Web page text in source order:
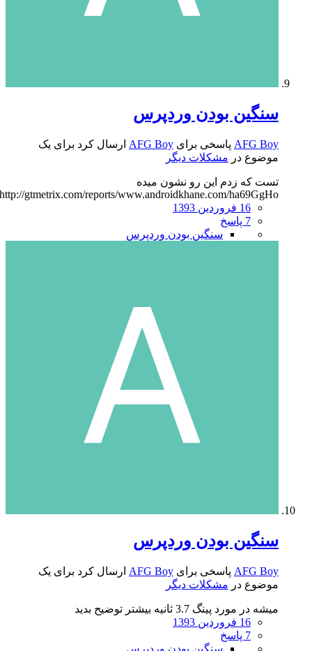
سنگین بودن وردپرس
AFG Boy پاسخی برای AFG Boy ارسال کرد برای یک
موضوع در مشکلات دیگر
تست که زدم این رو نشون میده
http://gtmetrix.com/reports/www.androidkhane.com/ha69GgHo
16 فروردین 1393
7 پاسخ
سنگین بودن وردپرس
سنگین بودن وردپرس
AFG Boy پاسخی برای AFG Boy ارسال کرد برای یک
موضوع در مشکلات دیگر
میشه در مورد پینگ 3.7 ثانیه بیشتر توضیح بدید
16 فروردین 1393
7 پاسخ
سنگین بودن وردپرس